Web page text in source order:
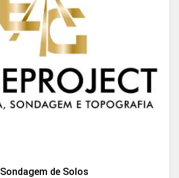
Sondagem de Solos